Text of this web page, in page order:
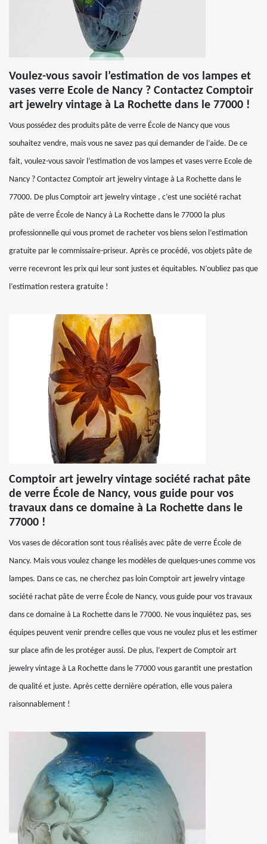
Voulez-vous savoir l’estimation de vos lampes et
vases verre Ecole de Nancy ? Contactez Comptoir
art jewelry vintage à La Rochette dans le 77000 !
Vous possédez des produits pâte de verre École de Nancy que vous
souhaitez vendre, mais vous ne savez pas qui demander de l’aide. De ce
fait, voulez-vous savoir l’estimation de vos lampes et vases verre Ecole de
Nancy ? Contactez Comptoir art jewelry vintage à La Rochette dans le
77000. De plus Comptoir art jewelry vintage , c’est une société rachat
pâte de verre École de Nancy à La Rochette dans le 77000 la plus
professionnelle qui vous promet de racheter vos biens selon l’estimation
gratuite par le commissaire-priseur. Après ce procédé, vos objets pâte de
verre recevront les prix qui leur sont justes et équitables. N’oubliez pas que
l’estimation restera gratuite !
Comptoir art jewelry vintage société rachat pâte
de verre École de Nancy, vous guide pour vos
travaux dans ce domaine à La Rochette dans le
77000 !
Vos vases de décoration sont tous réalisés avec pâte de verre École de
Nancy. Mais vous voulez change les modèles de quelques-unes comme vos
lampes. Dans ce cas, ne cherchez pas loin Comptoir art jewelry vintage
société rachat pâte de verre École de Nancy, vous guide pour vos travaux
dans ce domaine à La Rochette dans le 77000. Ne vous inquiétez pas, ses
équipes peuvent venir prendre celles que vous ne voulez plus et les estimer
sur place afin de les protéger aussi. De plus, l’expert de Comptoir art
jewelry vintage à La Rochette dans le 77000 vous garantit une prestation
de qualité et juste. Après cette dernière opération, elle vous paiera
raisonnablement !